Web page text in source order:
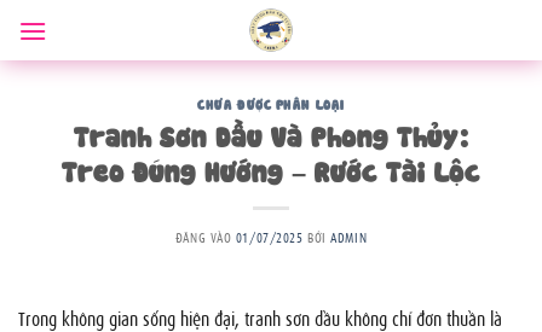
qua
nội
CHƯA ĐƯỢC PHÂN LOẠI
Tranh Sơn Dầu Và Phong Thủy:
Treo Đúng Hướng – Rước Tài Lộc
ĐĂNG VÀO 01/07/2025 BỞIADMIN
Trong không gian sống hiện đại, tranh sơn dầu không chỉ đơn thuần là